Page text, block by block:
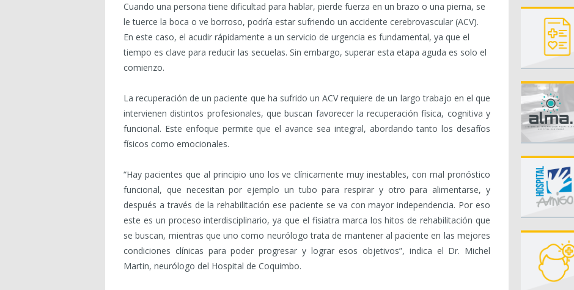
Cuando una persona tiene dificultad para hablar, pierde fuerza en un brazo o una pierna, se
le tuerce la boca o ve borroso, podría estar sufriendo un accidente cerebrovascular (ACV).
En este caso, el acudir rápidamente a un servicio de urgencia es fundamental, ya que el
tiempo es clave para reducir las secuelas. Sin embargo, superar esta etapa aguda es solo el
comienzo.
La recuperación de un paciente que ha sufrido un ACV requiere de un largo trabajo en el que
intervienen distintos profesionales, que buscan favorecer la recuperación física, cognitiva y
funcional. Este enfoque permite que el avance sea integral, abordando tanto los desafíos
físicos como emocionales.
“Hay pacientes que al principio uno los ve clínicamente muy inestables, con mal pronóstico
funcional, que necesitan por ejemplo un tubo para respirar y otro para alimentarse, y
después a través de la rehabilitación ese paciente se va con mayor independencia. Por eso
este es un proceso interdisciplinario, ya que el fisiatra marca los hitos de rehabilitación que
se buscan, mientras que uno como neurólogo trata de mantener al paciente en las mejores
condiciones clínicas para poder progresar y lograr esos objetivos”, indica el Dr. Michel
Martin, neurólogo del Hospital de Coquimbo.